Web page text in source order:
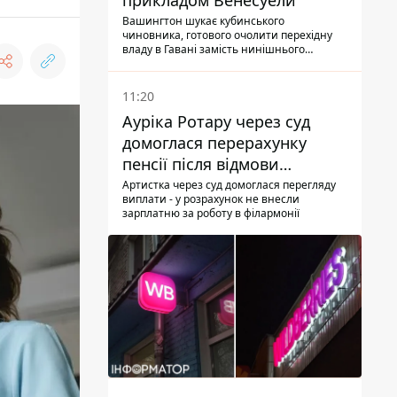
Вашингтон шукає кубинського
чиновника, готового очолити перехідну
владу в Гавані замість нинішнього
11:20
Ауріка Ротару через суд
домоглася перерахунку
пенсії після відмови
Пенсійного фонду
Артистка через суд домоглася перегляду
виплати - у розрахунок не внесли
зарплатню за роботу в філармонії